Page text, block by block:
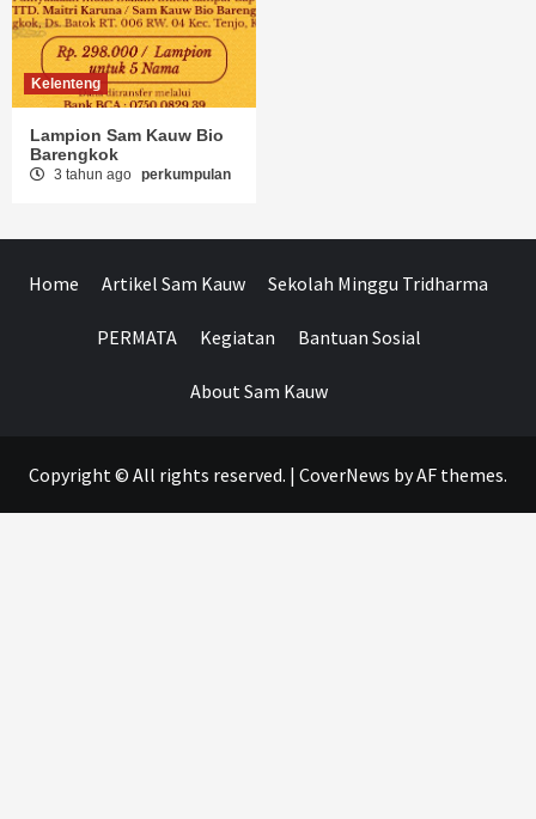
Kelenteng
Lampion Sam Kauw Bio
Barengkok
3 tahun ago perkumpulan
Home Artikel Sam Kauw Sekolah Minggu Tridharma
PERMATA Kegiatan Bantuan Sosial
About Sam Kauw
Copyright © All rights reserved. | CoverNews by AF themes.